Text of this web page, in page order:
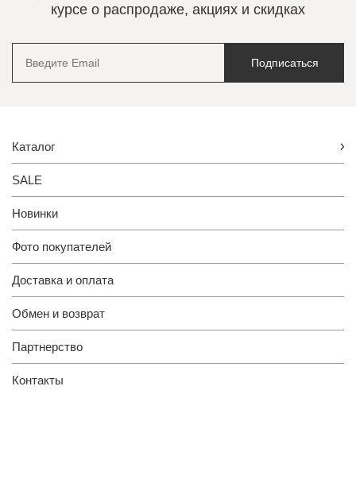
курсе о распродаже, акциях и скидках
Подписаться
Каталог
SALE
Новинки
Фото покупателей
Доставка и оплата
Обмен и возврат
Партнерство
Контакты